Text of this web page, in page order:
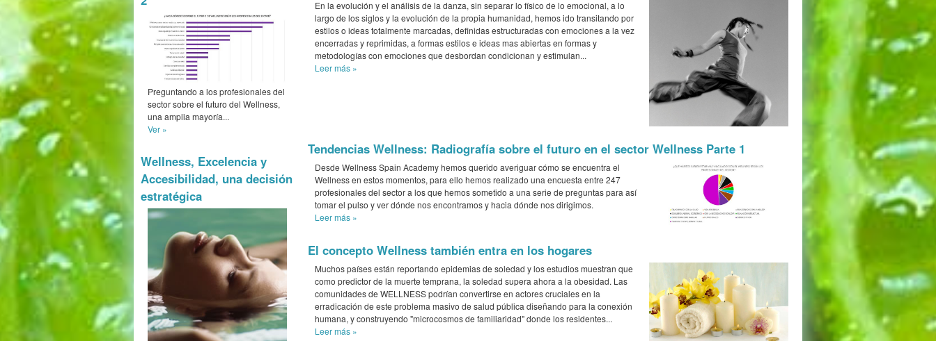
Preguntando a los profesionales del
sector sobre el futuro del Wellness,
una amplia mayoría...
Ver »
Wellness, Excelencia y
Accesibilidad, una decisión
estratégica
En la evolución y el análisis de la danza, sin separar lo físico de lo emocional, a lo
largo de los siglos y la evolución de la propia humanidad, hemos ido transitando por
estilos o ideas totalmente marcadas, definidas estructuradas con emociones a la vez
encerradas y reprimidas, a formas estilos e ideas mas abiertas en formas y
metodologías con emociones que desbordan condicionan y estimulan...
Leer más »
Tendencias Wellness: Radiografía sobre el futuro en el sector Wellness Parte 1
Desde Wellness Spain Academy hemos querido averiguar cómo se encuentra el
Wellness en estos momentos, para ello hemos realizado una encuesta entre 247
profesionales del sector a los que hemos sometido a una serie de preguntas para así
tomar el pulso y ver dónde nos encontramos y hacia dónde nos dirigimos.
Leer más »
El concepto Wellness también entra en los hogares
Muchos países están reportando epidemias de soledad y los estudios muestran que
como predictor de la muerte temprana, la soledad supera ahora a la obesidad. Las
comunidades de WELLNESS podrían convertirse en actores cruciales en la
erradicación de este problema masivo de salud pública diseñando para la conexión
humana, y construyendo "microcosmos de familiaridad" donde los residentes...
Leer más »